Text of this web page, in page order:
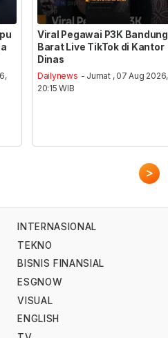
Viral Pegawai P3K Bandung
Barat Live TikTok di Kantor
Dinas
Dailynews - Jumat , 07 Aug 2026,
20:15 WIB
>
INTERNASIONAL
TEKNO
BISNIS FINANSIAL
ESGNOW
VISUAL
ENGLISH